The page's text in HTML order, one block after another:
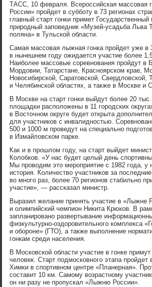
ТАСС, 10 февраля. Всероссийская массовая
России» пройдет в субботу в 73 регионах
главный старт гонки примет
природный заповедник «Музей-усадьба Льва
поляна» в Тульской области.
Самая массовая лыжная гонка пройдет уже в
в нынешнем году ожидается участие более
Наиболее массовые соревнования пройдут в
Мордовии, Татарстане, Красноярском крае,
Новосибирской, Саратовской, Свердловской,
и Челябинской областях, а также в Москве и
В Москве на старт гонки выйдут более 20
площадки расположены в 11 городских
в Восточном округе будет открыта
для участников с инвалидностью.
500 и 1000 м проведут на специально
в Измайловском парке.
Как и в прошлом году, на старт выйдет
Колобков. «У нас будет целый день
Мы проводим это мероприятие с 1982 года, у
история. Количество участников за
во много раз, более 70 регионов стабильно
участие», — рассказал министр.
Выразил желание принять участие в «Лыжне
и олимпийский чемпион Никита Крюков. В
запланировано развертывание
физкультурно-оздоровительного комплекса
и обороне» (ГТО), а также выполнение
гонкам среди населения.
В Московской области участие в гонке
человек. Старт подмосковного этапа пройдет
Химки в спортивном центре «Планерная».
составит 10 км. Самому возрастному
он ни разу не пропускал «Лыжню России».